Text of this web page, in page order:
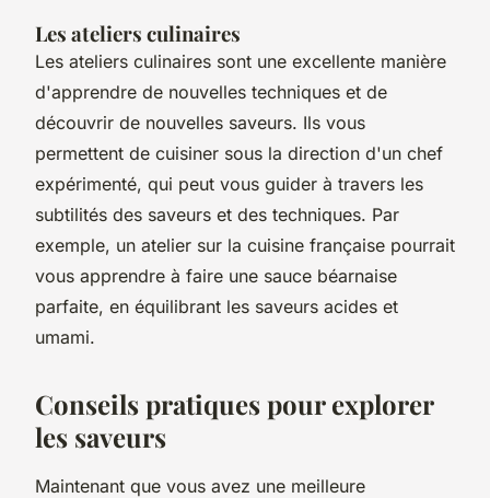
Les ateliers culinaires
Les ateliers culinaires sont une excellente manière
d'apprendre de nouvelles techniques et de
découvrir de nouvelles saveurs. Ils vous
permettent de cuisiner sous la direction d'un chef
expérimenté, qui peut vous guider à travers les
subtilités des saveurs et des techniques. Par
exemple, un atelier sur la cuisine française pourrait
vous apprendre à faire une sauce béarnaise
parfaite, en équilibrant les saveurs acides et
umami.
Conseils pratiques pour explorer
les saveurs
Maintenant que vous avez une meilleure